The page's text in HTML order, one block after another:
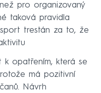
než pro organizovaný
taková pravidla
trestán za to, že
opatřením, která se
má pozitivní
Návrh